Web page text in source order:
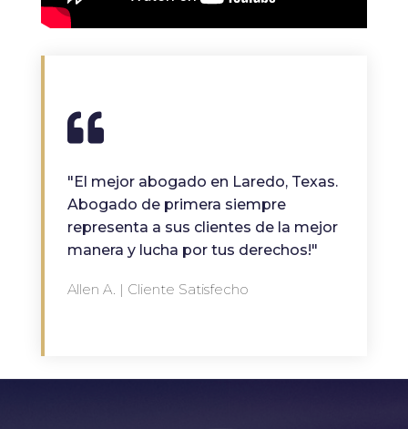
"El mejor abogado en Laredo, Texas.
Abogado de primera siempre
representa a sus clientes de la mejor
manera y lucha por tus derechos!"
Allen A. | Cliente Satisfecho